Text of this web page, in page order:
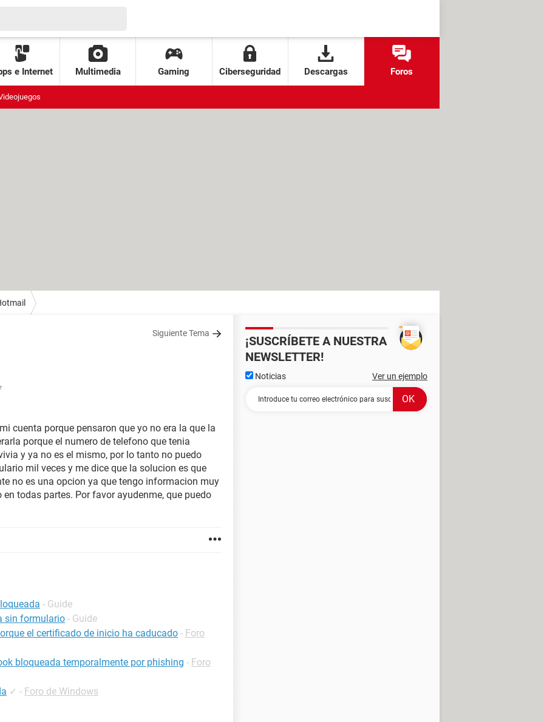
e Internet Multimedia Gaming Ciberseguridad Descargas Foros
Siguiente Tema
cuenta porque pensaron que yo no era la que la
porque el numero de telefono que tenia
y ya no es el mismo, por lo tanto no puedo
mil veces y me dice que la solucion es que
no es una opcion ya que tengo informacion muy
todas partes. Por favor ayudenme, que puedo
- Guide
sin formulario - Guide
el certificado de inicio ha caducado - Foro
bloqueada temporalmente por phishing - Foro
✓ - Foro de Windows
¡SUSCRÍBETE A NUESTRA
NEWSLETTER!
Noticias Ver un ejemplo